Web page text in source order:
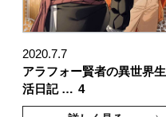
2020.7.7
アラフォー賢者の異世界生
活日記 … 4